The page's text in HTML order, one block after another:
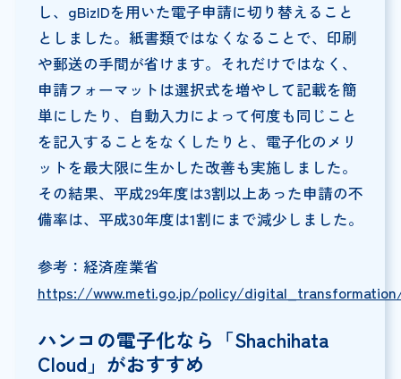
し、gBizIDを用いた電子申請に切り替えること
としました。紙書類ではなくなることで、印刷
や郵送の手間が省けます。それだけではなく、
申請フォーマットは選択式を増やして記載を簡
単にしたり、自動入力によって何度も同じこと
を記入することをなくしたりと、電子化のメリ
ットを最大限に生かした改善も実施しました。
その結果、平成29年度は3割以上あった申請の不
備率は、平成30年度は1割にまで減少しました。
参考：経済産業省
https://www.meti.go.jp/policy/
ハンコの電子化なら「Shachihata
Cloud」がおすすめ